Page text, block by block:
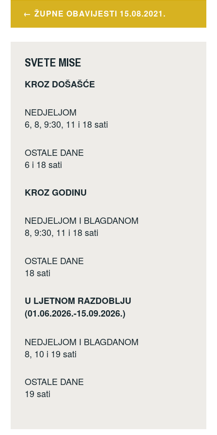
e
b
o
k
er e
Navigacija
objava
ŽUPNE OBAVIJESTI 15.08.2021.
SVETE MISE
KROZ DOŠAŠĆE
NEDJELJOM
6, 8, 9:30, 11 i 18 sati
OSTALE DANE
6 i 18 sati
KROZ GODINU
NEDJELJOM I BLAGDANOM
8, 9:30, 11 i 18 sati
OSTALE DANE
18 sati
U LJETNOM RAZDOBLJU
(01.06.2026.-15.09.2026.)
NEDJELJOM I BLAGDANOM
8, 10 i 19 sati
OSTALE DANE
19 sati